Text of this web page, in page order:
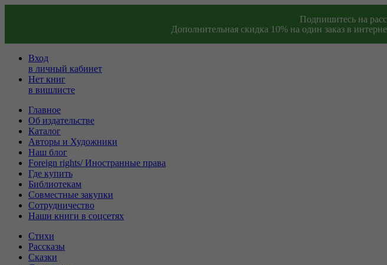
Подпишитесь на
Дополнительная скидка 10% на один заказ в
Вход
в личный кабинет
Нет книг
в вишлисте
Главное
Об издательстве
Каталог
Авторы и Художники
Наш блог
Foreign rights/ Иностранные права
Где купить
Библиотекам
Совместные закупки
Сотрудничество
Наши книги в соцсетях
Стихи
Рассказы
Сказки